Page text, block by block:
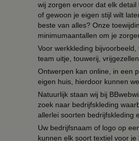
wij zorgen ervoor dat elk
of gewoon je eigen stijl wilt
beste van alles? Onze
minimumaantallen om je
Voor werkkleding
team uitje, touwerij,
Ontwerpen kan online, in een
eigen huis, hierdoor kunnen
Natuurlijk staan wij bij
zoek naar bedrijfskleding
allerlei soorten bedrijfskleding
Uw bedrijfsnaam of logo op
kunnen elk soort textiel voor